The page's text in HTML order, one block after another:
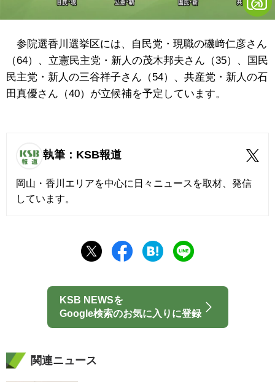
参院選香川選挙区には、自民党・現職の磯﨑仁彦さん
（64）、立憲民主党・新人の茂木邦夫さん（35）、国民
民主党・新人の三谷祥子さん（54）、共産党・新人の石
田真優さん（40）が立候補を予定しています。
執筆：KSB報道
岡山・香川エリアを中心に日々ニュースを取材、発信
しています。
KSB NEWSを
Google検索のお気に入りに登録
関連ニュース